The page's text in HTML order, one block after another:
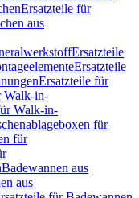
Ersatzteile für
aus
Ersatzteile
Ersatzteile
Ersatzteile für
Walk-in-
Walk-in-
für
für
Badewannen aus
aus